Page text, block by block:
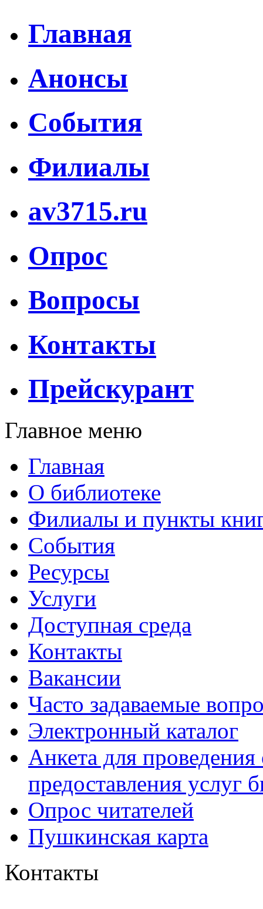
Главная
Анонсы
События
Филиалы
av3715.ru
Опрос
Вопросы
Контакты
Прейскурант
Главное меню
Главная
О библиотеке
Филиалы и пункты
События
Ресурсы
Услуги
Доступная среда
Контакты
Вакансии
Часто задаваемые
Электронный каталог
Анкета для проведения
предоставления услуг
Опрос читателей
Пушкинская карта
Контакты